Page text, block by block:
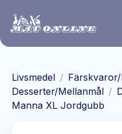
Livsmedel /
Desserter/Mellanmål /
Manna XL Jordgubb